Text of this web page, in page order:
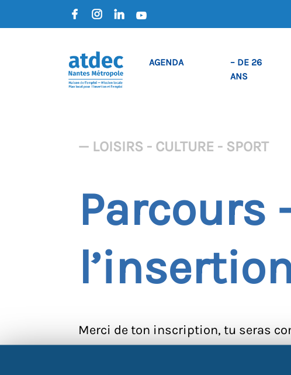
AGENDA
– DE 26
ANS
— LOISIRS - CULTURE - SPORT
Parcours
Merci de ton inscription, tu seras